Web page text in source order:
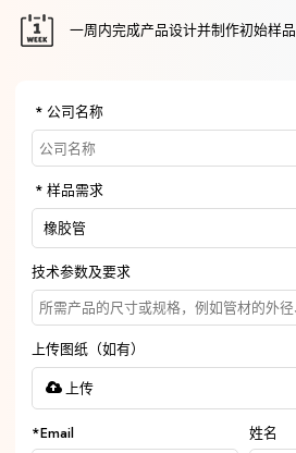
一周内完成产品设计并制作初始样品
公司名称
样品需求
技术参数及要求
上传图纸（如有）
上传
*Email 姓名